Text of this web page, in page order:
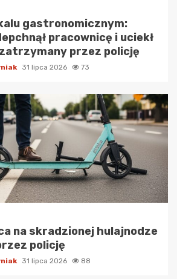
gastronomicznym:
pracownicę i uciekł
przez policję
31 lipca 2026 73
na skradzionej hulajnodze
policję
31 lipca 2026 88